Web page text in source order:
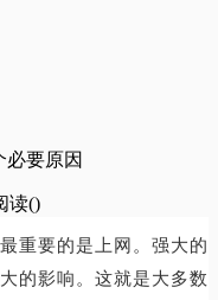
必要原因
读()
重要的是上网。强大的
的影响。这就是大多数